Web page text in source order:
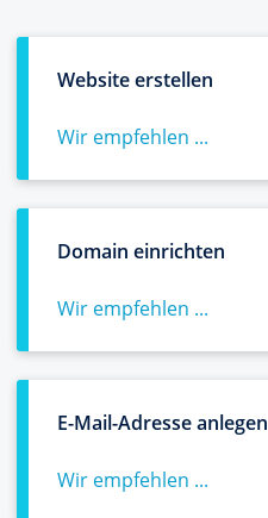
Website erstellen
Wir empfehlen ...
Domain einrichten
Wir empfehlen ...
E-Mail-Adresse anlegen
Wir empfehlen ...